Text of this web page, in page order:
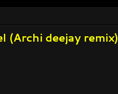
(Archi deejay remix)